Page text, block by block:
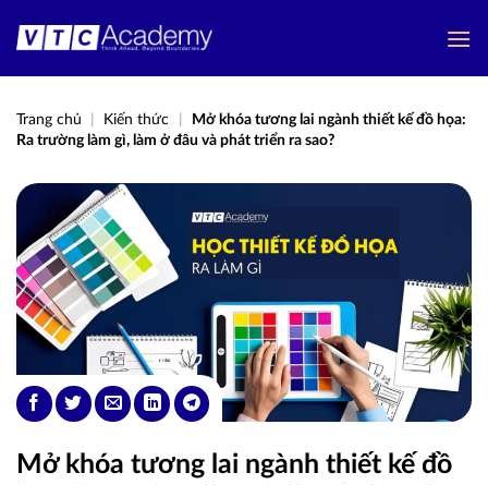
qua
Trang chủ Kiến thức
Mở khóa tương lai ngành thiết kế đồ họa:
Ra trường làm gì, làm ở đâu và phát triển ra sao?
Mở khóa tương lai ngành thiết kế đồ